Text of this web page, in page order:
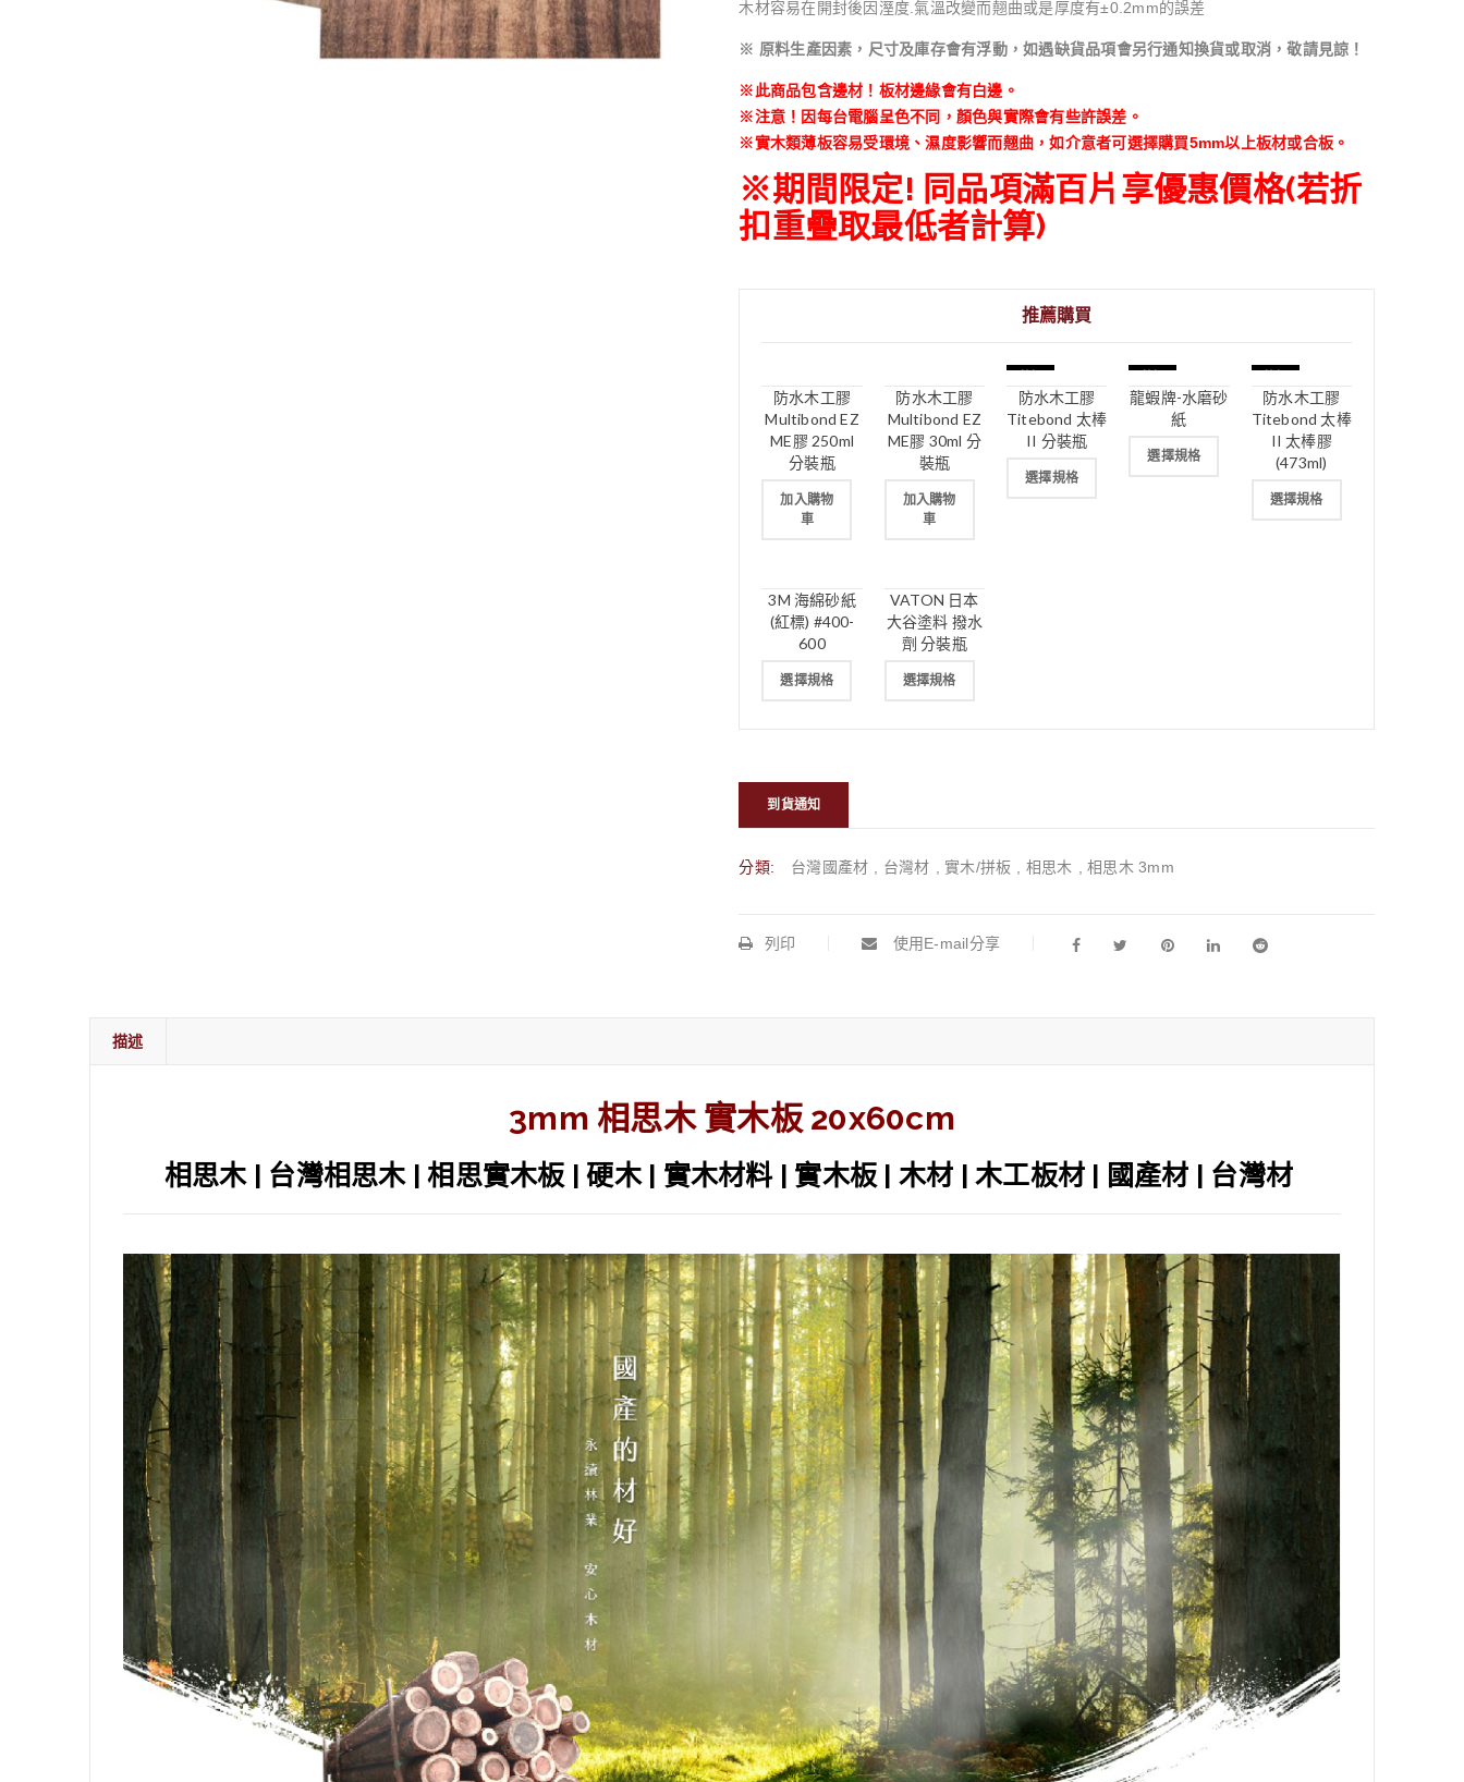
木材容易在開封後因溼度.氣溫改變而翹曲或是厚度有±0.2mm的誤差
※ 原料生產因素，尺寸及庫存會有浮動，如遇缺貨品項會另行通知換貨或取消，敬請見諒！
※此商品包含邊材！板材邊緣會有白邊。
※注意！因每台電腦呈色不同，顏色與實際會有些許誤差。
※實木類薄板容易受環境、濕度影響而翹曲，如介意者可選擇購買5mm以上板材或合板。
※期間限定! 同品項滿百片享優惠價格(若折
扣重疊取最低者計算)
推薦購買
防水木工膠
Multibond EZ
ME膠 250ml
分裝瓶
加入購物
車
防水木工膠
Multibond EZ
ME膠 30ml 分
裝瓶
加入購物
車
防水木工膠
Titebond 太棒
II 分裝瓶
選擇規格
龍蝦牌-水磨砂
紙
選擇規格
防水木工膠
Titebond 太棒
II 太棒膠
(473ml)
選擇規格
3M 海綿砂紙
(紅標) #400-
600
選擇規格
VATON 日本
大谷塗料 撥水
劑 分裝瓶
選擇規格
到貨通知
分類: 台灣國產材 台灣材 ,實木/拼板 相思木 ,相思木 3mm
列印 使用E-mail分享
描述
3mm 相思木 實木板 20x60cm
相思木 | 台灣相思木 | 相思實木板 | 硬木 | 實木材料 | 實木板 | 木材 | 木工板材 | 國產材 | 台灣材